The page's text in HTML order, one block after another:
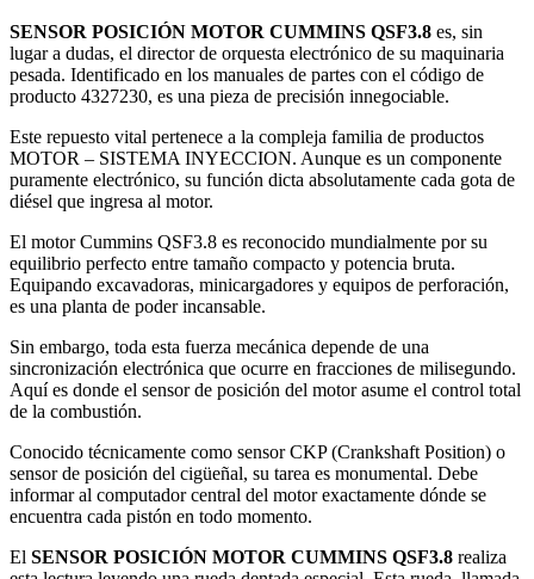
SENSOR POSICIÓN MOTOR CUMMINS QSF3.8 es, sin
lugar a dudas, el director de orquesta electrónico de su maquinaria
pesada. Identificado en los manuales de partes con el código de
producto 4327230, es una pieza de precisión innegociable.
Este repuesto vital pertenece a la compleja familia de productos
MOTOR – SISTEMA INYECCION. Aunque es un componente
puramente electrónico, su función dicta absolutamente cada gota de
diésel que ingresa al motor.
El motor Cummins QSF3.8 es reconocido mundialmente por su
equilibrio perfecto entre tamaño compacto y potencia bruta.
Equipando excavadoras, minicargadores y equipos de perforación,
es una planta de poder incansable.
Sin embargo, toda esta fuerza mecánica depende de una
sincronización electrónica que ocurre en fracciones de milisegundo.
Aquí es donde el sensor de posición del motor asume el control total
de la combustión.
Conocido técnicamente como sensor CKP (Crankshaft Position) o
sensor de posición del cigüeñal, su tarea es monumental. Debe
informar al computador central del motor exactamente dónde se
encuentra cada pistón en todo momento.
El SENSOR POSICIÓN MOTOR CUMMINS QSF3.8 realiza